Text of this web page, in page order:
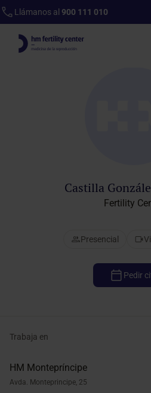
Llámanos al 900 111 010
Castilla
Fertility
Presencial
Pedir
Trabaja en
HM Montepríncipe
Avda. Monteprincipe, 25